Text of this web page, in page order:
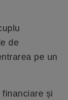
de
pe un
și